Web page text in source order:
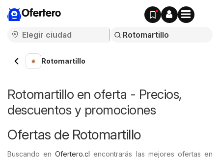
Ofertero
Rotomartillo
Rotomartillo en oferta - Precios,
descuentos y promociones
Ofertas de Rotomartillo
Buscando enOfertero.cl encontrarás las mejores ofertas en